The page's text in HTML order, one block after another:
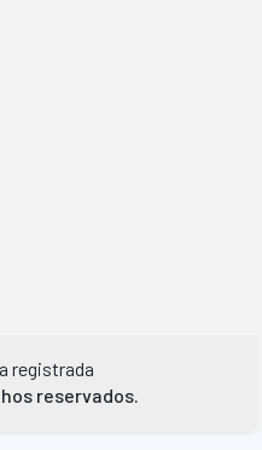
registrada
reservados.